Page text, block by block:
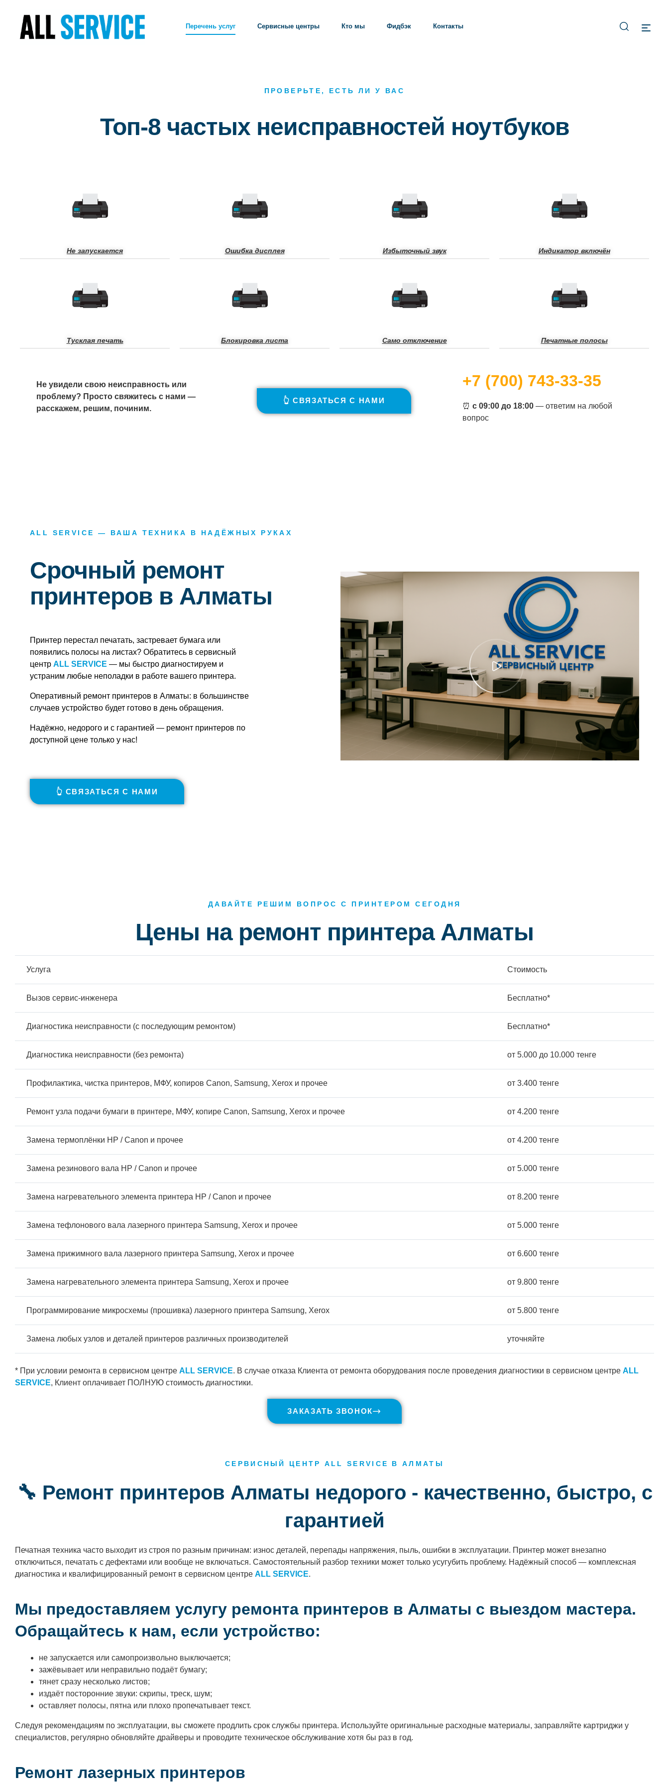
Перечень услуг Сервисные центры Кто мы Фидбэк Контакты
ПРОВЕРЬТЕ, ЕСТЬ ЛИ У ВАС
Топ-8 частых неисправностей ноутбуков
Не запускается Ошибка дисплея Избыточный звук Индикатор включён
Тусклая печать Блокировка листа Само отключение Печатные полосы
Не увидели свою неисправность или
проблему? Просто свяжитесь с нами —
расскажем, решим, починим.
👆 СВЯЗАТЬСЯ С НАМИ
+7 (700) 743-33-35
⏰ с 09:00 до 18:00— ответим на любой
вопрос
ALL SERVICE — ВАША ТЕХНИКА В НАДЁЖНЫХ РУКАХ
Срочный ремонт
принтеров в Алматы
Принтер перестал печатать, застревает бумага или
появились полосы на листах? Обратитесь в сервисный
центр ALL SERVICE — мы быстро диагностируем и
устраним любые неполадки в работе вашего принтера.
Оперативный ремонт принтеров в Алматы: в большинстве
случаев устройство будет готово в день обращения.
Надёжно, недорого и с гарантией — ремонт принтеров по
доступной цене только у нас!
👆 СВЯЗАТЬСЯ С НАМИ
ДАВАЙТЕ РЕШИМ ВОПРОС С ПРИНТЕРОМ СЕГОДНЯ
Цены на ремонт принтера Алматы
Услуга Стоимость
Вызов сервис-инженера Бесплатно*
Диагностика неисправности (с последующим ремонтом) Бесплатно*
Диагностика неисправности (без ремонта) от 5.000 до 10.000 тенге
Профилактика, чистка принтеров, МФУ, копиров Canon, Samsung, Xerox и прочее от 3.400 тенге
Ремонт узла подачи бумаги в принтере, МФУ, копире Canon, Samsung, Xerox и прочее от 4.200 тенге
Замена термоплёнки HP / Canon и прочее от 4.200 тенге
Замена резинового вала HP / Canon и прочее от 5.000 тенге
Замена нагревательного элемента принтера HP / Canon и прочее от 8.200 тенге
Замена тефлонового вала лазерного принтера Samsung, Xerox и прочее от 5.000 тенге
Замена прижимного вала лазерного принтера Samsung, Xerox и прочее от 6.600 тенге
Замена нагревательного элемента принтера Samsung, Xerox и прочее от 9.800 тенге
Программирование микросхемы (прошивка) лазерного принтера Samsung, Xerox от 5.800 тенге
Замена любых узлов и деталей принтеров различных производителей уточняйте
* При условии ремонта в сервисном центре ALL SERVICE. В случае отказа Клиента от ремонта оборудования после проведения диагностики в сервисном центре ALL
SERVICE, Клиент оплачивает ПОЛНУЮ стоимость диагностики.
ЗАКАЗАТЬ ЗВОНОК
СЕРВИСНЫЙ ЦЕНТР ALL SERVICE В АЛМАТЫ
🔧 Ремонт принтеров Алматы недорого - качественно, быстро, с
гарантией
Печатная техника часто выходит из строя по разным причинам: износ деталей, перепады напряжения, пыль, ошибки в эксплуатации. Принтер может внезапно
отключиться, печатать с дефектами или вообще не включаться. Самостоятельный разбор техники может только усугубить проблему. Надёжный способ — комплексная
диагностика и квалифицированный ремонт в сервисном центре ALL SERVICE.
Мы предоставляем услугу ремонта принтеров в Алматы с выездом мастера.
Обращайтесь к нам, если устройство:
не запускается или самопроизвольно выключается;
зажёвывает или неправильно подаёт бумагу;
тянет сразу несколько листов;
издаёт посторонние звуки: скрипы, треск, шум;
оставляет полосы, пятна или плохо пропечатывает текст.
Следуя рекомендациям по эксплуатации, вы сможете продлить срок службы принтера. Используйте оригинальные расходные материалы, заправляйте картриджи у
специалистов, регулярно обновляйте драйверы и проводите техническое обслуживание хотя бы раз в год.
Ремонт лазерных принтеров